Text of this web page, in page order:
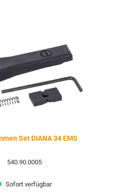
Set DIANA 34 EMS
540.90.0005
Sofort verfügbar